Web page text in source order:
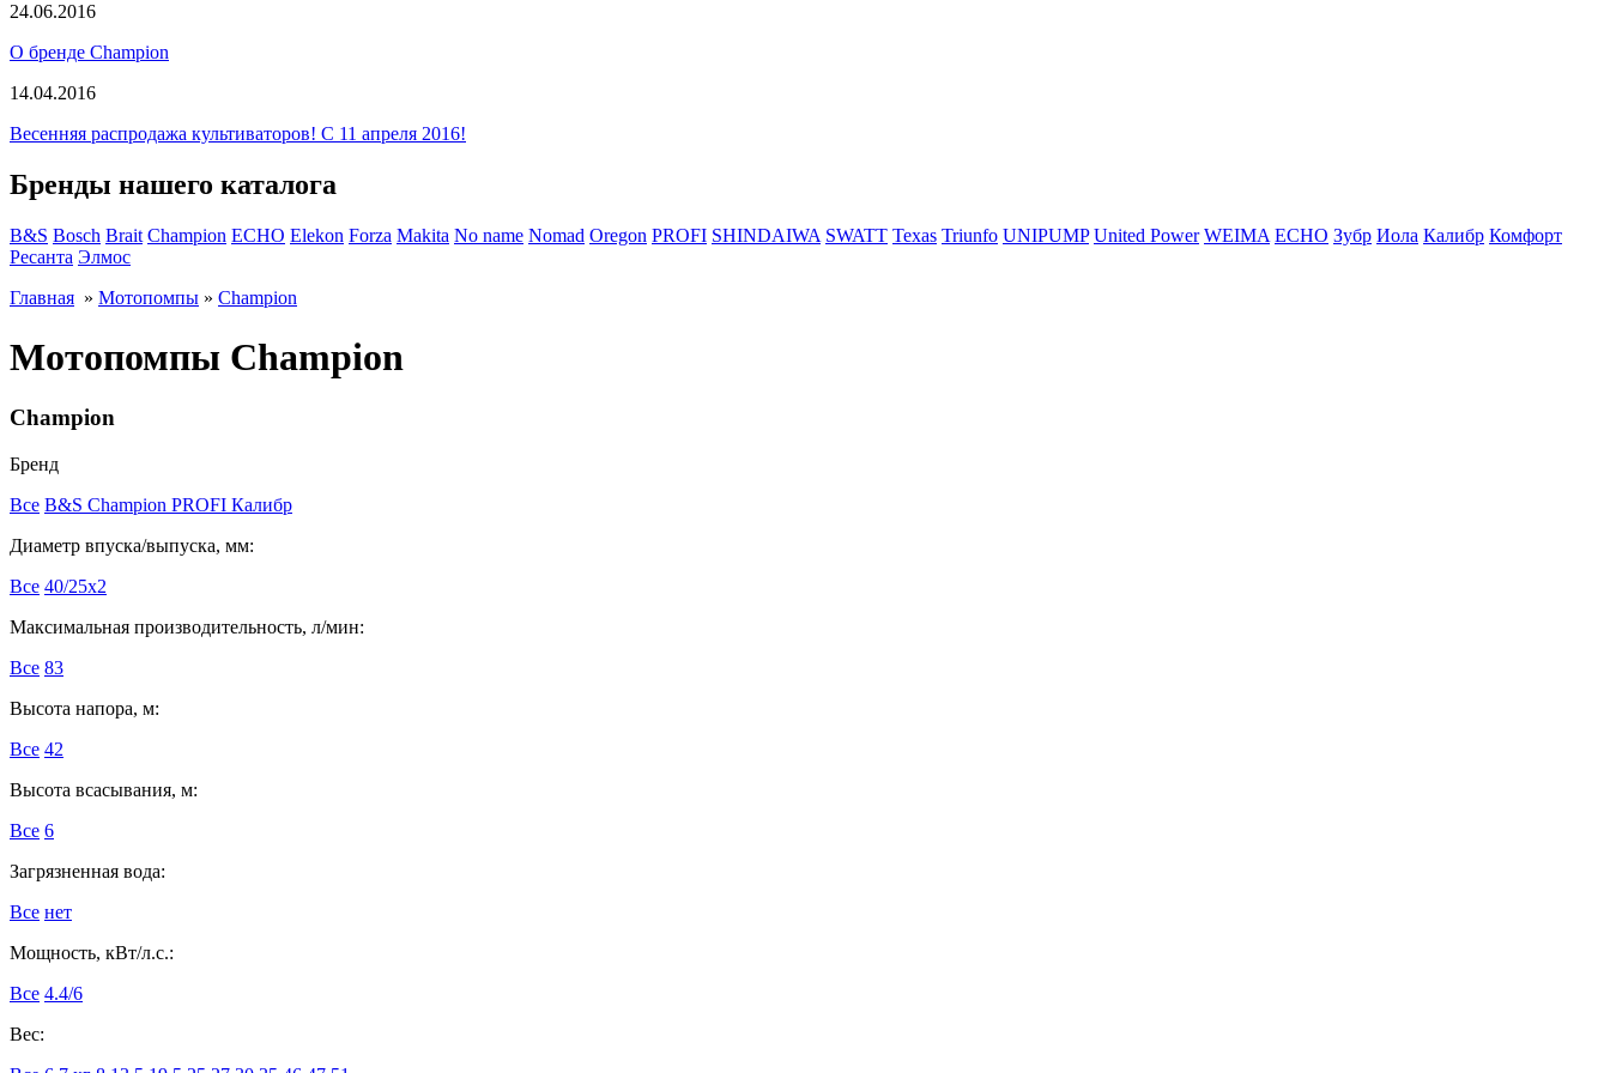
24.06.2016
О бренде Champion
14.04.2016
Весенняя распродажа культиваторов! С 11 апреля 2016!
Бренды нашего каталога
B&S Bosch Brait Champion ECHO Elekon Forza Makita No name Nomad Oregon PROFI SHINDAIWA SWATT Texas Triunfo UNIPUMP United Power WEIMA ЕСНО Зубр Иола Калибр Комфорт
Ресанта Элмос
Главная » Мотопомпы » Champion
Мотопомпы Champion
Champion
Бренд
Все B&S Champion PROFI Калибр
Диаметр впуска/выпуска, мм:
Все 40/25х2
Максимальная производительность, л/мин:
Все 83
Высота напора, м:
Все 42
Высота всасывания, м:
Все 6
Загрязненная вода:
Все нет
Мощность, кВт/л.с.:
Все 4.4/6
Вес: